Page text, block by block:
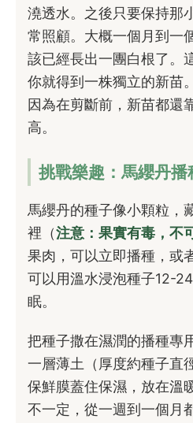
澆透水。之後只要保持那
常照顧。大概一個月到一
該已經長出一團白根了。
你就得到一株獨立的新苗
因為在剪斷前，新苗都還
高。
挑戰樂趣：馬纓丹播
馬纓丹的種子像小顆粒，
裡（注意：果實有毒，不
果肉，可以立即播種，或
可以用溫水浸泡種子12-
眠。
把種子撒在濕潤的播種專
一層薄土（厚度約種子直
保鮮膜蓋住保濕，放在溫
不一定，從一週到一個月